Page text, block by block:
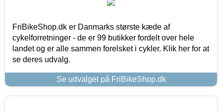
FriBikeShop.dk er Danmarks største kæde af
cykelforretninger - de er 99 butikker fordelt over hele
landet og er alle sammen forelsket i cykler. Klik her for at
se deres udvalg.
Se udvalget på FriBikeShop.dk